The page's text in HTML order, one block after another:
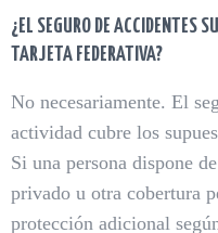
¿EL SEGURO DE ACCIDENTES
TARJETA FEDERATIVA?
No necesariamente. El
actividad cubre los
Si una persona dispone
privado u otra cobertura
protección adicional